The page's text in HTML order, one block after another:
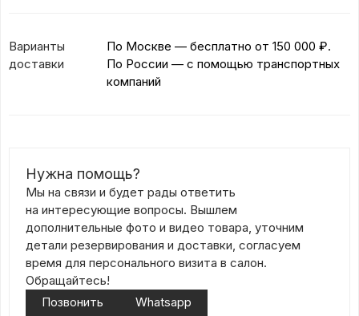
Варианты
доставки
По Москве — бесплатно от 150 000 ₽.
По России — с помощью транспортных
компаний
Нужна помощь?
Мы на связи и будет рады ответить
на интересующие вопросы. Вышлем
дополнительные фото и видео товара, уточним
детали резервирования и доставки, согласуем
время для персонального визита в салон.
Обращайтесь!
Позвонить
Whatsapp